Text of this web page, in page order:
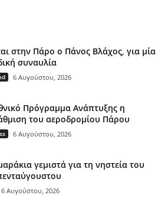
στην Πάρο ο Πάνος Βλάχος, για μία
συναυλία
6 Αυγούστου, 2026
Πρόγραμμα Ανάπτυξης η
του αεροδρομίου Πάρου
6 Αυγούστου, 2026
γεμιστά για τη νηστεία του
6 Αυγούστου, 2026